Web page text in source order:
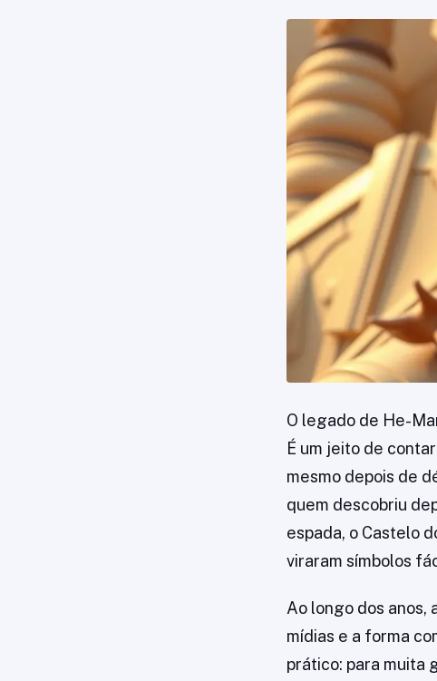
O legado de He-
É um jeito de
mesmo depois de
quem descobriu
espada, o Castelo
viraram símbolos
Ao longo dos anos,
mídias e a forma
prático: para muita